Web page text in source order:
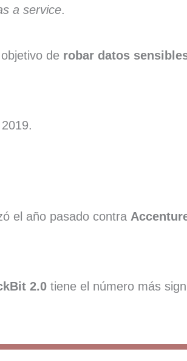
a service.
de robar datos
el año pasado contra
2.0 tiene el número más